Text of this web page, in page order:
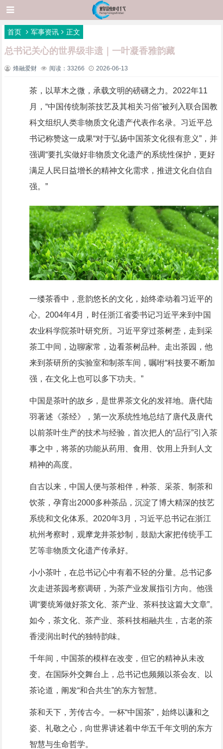
首页 军事资讯 正文
总书记关心的世界级非遗｜一叶凝香雅韵藏
烽融爱财 阅读：33266 2026-06-13
茶，以草木之微，承载文明的磅礴之力。2022年11
月，“中国传统制茶技艺及其相关习俗”被列入联合国教
科文组织人类非物质文化遗产代表作名录。习近平总
书记称赞这一成果“对于弘扬中国茶文化很有意义”，并
强调“要扎实做好非物质文化遗产的系统性保护，更好
满足人民日益增长的精神文化需求，推进文化自信自
强。”
一缕茶香中，意韵悠长的文化，始终牵动着习近平的
心。2004年4月，时任浙江省委书记习近平来到中国
农业科学院茶叶研究所。习近平穿过茶树垄，走到采
茶工中间，边聊家常，边看茶树品种。走出茶园，他
来到茶研所的实验室和制茶车间，嘱咐“科技要不断加
强，在文化上也可以多下功夫。”
中国是茶叶的故乡，是世界茶文化的发祥地。唐代陆
羽著述《茶经》，第一次系统性地总结了唐代及唐代
以前茶叶生产的技术与经验，首次把人的“品行”引入茶
事之中，将茶的功能从药用、食用、饮用上升到人文
精神的高度。
自古以来，中国人便与茶相伴，种茶、采茶、制茶和
饮茶，孕育出2000多种茶品，沉淀了博大精深的技艺
系统和文化体系。2020年3月，习近平总书记在浙江
杭州考察时，观摩龙井茶炒制，鼓励大家把传统手工
艺等非物质文化遗产传承好。
小小茶叶，在总书记心中有着不轻的分量。总书记多
次走进茶园考察调研，为茶产业发展指引方向。他强
调“要统筹做好茶文化、茶产业、茶科技这篇大文章”。
如今，茶文化、茶产业、茶科技相融共生，古老的茶
香浸润出时代的独特韵味。
千年间，中国茶的模样在改变，但它的精神从未改
变。在国际外交舞台上，总书记也频频以茶会友、以
茶论道，阐发“和合共生”的东方智慧。
茶和天下，芳传古今。一杯“中国茶”，始终以谦和之
姿、礼敬之心，向世界讲述着中华五千年文明的东方
智慧与生命哲学。